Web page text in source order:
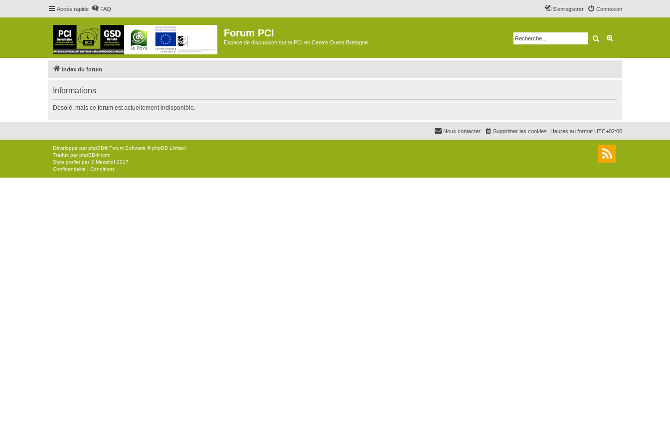
Accès rapide FAQ Connexion
S’enregistrer
Forum PCI
Espace de discussion sur le PCI en Centre Ouest Bretagne Rechercher
Index du forum
Informations
Désolé, mais ce forum est actuellement indisponible.
Heures au format UTC+02:00
Supprimer les cookies
Nous contacter
Développé parphpBB® Forum Software © phpBB Limited
Traduit parphpBB-fr.com
Style proflat par ©Mazeltof 2017
Confidentialité | Conditions